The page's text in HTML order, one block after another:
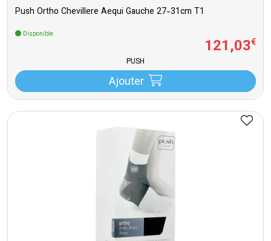
Push Ortho Chevillere Aequi Gauche 27-31cm T1
Disponible
121,03€
PUSH
Ajouter